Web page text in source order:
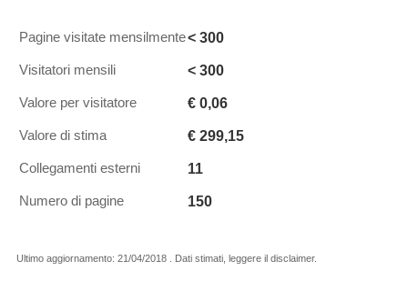
Pagine visitate mensilmente< 300
Visitatori mensili < 300
Valore per visitatore € 0,06
Valore di stima € 299,15
Collegamenti esterni 11
Numero di pagine 150
Ultimo aggiornamento: 21/04/2018 . Dati stimati, leggere il disclaimer.